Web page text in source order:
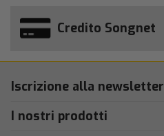
Credito Songnet
Iscrizione alla newsletter
I nostri prodotti